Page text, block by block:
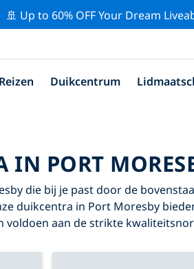
🚢 Up to 60% OFF Your Dream
Reizen Duikcentrum
IN PORT
die bij je past door de
duikcentra in Port Moresby
aan de strikte